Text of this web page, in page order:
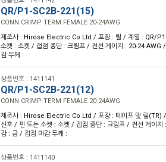
QR/P1-SC2B-221(15)
CONN CRIMP TERM FEMALE 20-24AWG
제조사 : Hirose Electric Co Ltd / 포장 : 릴 / 계열 : QR/P1
소켓 : 소켓 / 접점 종단 : 크림프 / 전선 게이지 : 20-24 AWG
감 두께 :
상품번호 : 1411141
QR/P1-SC2B-221(12)
CONN CRIMP TERM FEMALE 20-24AWG
제조사 : Hirose Electric Co Ltd / 포장 : 테이프 및 릴(TR)
신호 / 핀 또는 소켓 : 소켓 / 접점 종단 : 크림프 / 전선 게이
감 : 금 / 접점 마감 두께 :
상품번호 : 1411140